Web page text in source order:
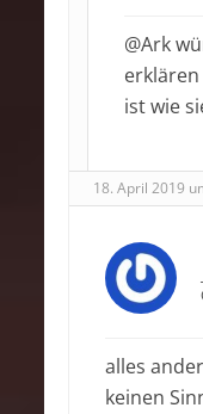
@Ark
ist wie
18. April 2019
alles
keinen